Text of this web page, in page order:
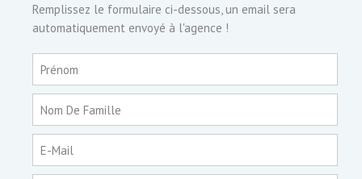
Remplissez le formulaire ci-dessous, un email sera
automatiquement envoyé à l'agence !
Prénom
Nom De Famille
E-Mail